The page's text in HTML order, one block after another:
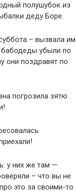
полушубок из
деду Боре.
– вызвала им
бабодеды убыли по
они поздравят по
погрозила зятю
у них же там —
– что вы не
это за своими-то